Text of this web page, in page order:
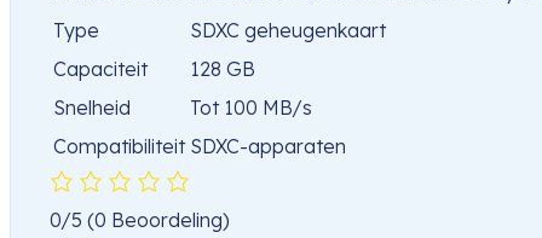
Type
SDXC geheugenkaart
Capaciteit
128 GB
Snelheid
Tot 100 MB/s
Compatibiliteit SDXC-apparaten
0/5 (0 Beoordeling)